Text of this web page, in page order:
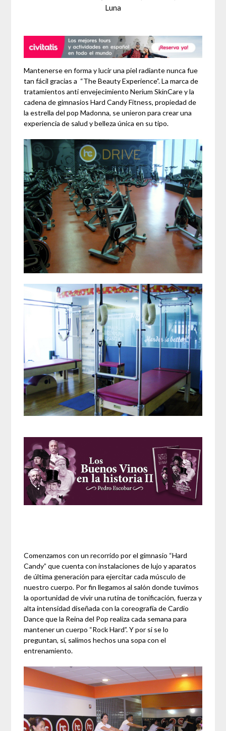
Luna
Mantenerse en forma y lucir una piel radiante nunca fue
tan fácil gracias a “The Beauty Experience”. La marca de
tratamientos anti envejecimiento Nerium SkinCare y la
cadena de gimnasios Hard Candy Fitness, propiedad de
la estrella del pop Madonna, se unieron para crear una
experiencia de salud y belleza única en su tipo.
Comenzamos con un recorrido por el gimnasio “Hard
Candy” que cuenta con instalaciones de lujo y aparatos
de última generación para ejercitar cada músculo de
nuestro cuerpo. Por fin llegamos al salón donde tuvimos
la oportunidad de vivir una rutina de tonificación, fuerza y
alta intensidad diseñada con la coreografía de Cardio
Dance que la Reina del Pop realiza cada semana para
mantener un cuerpo “Rock Hard”. Y por si se lo
preguntan, sí, salimos hechos una sopa con el
entrenamiento.